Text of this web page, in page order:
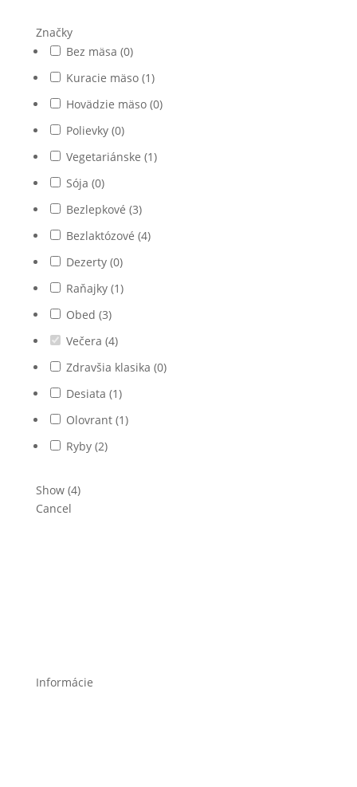
Značky
Bez mäsa (0)
Kuracie mäso (1)
Hovädzie mäso (0)
Polievky (0)
Vegetariánske (1)
Sója (0)
Bezlepkové (3)
Bezlaktózové (4)
Dezerty (0)
Raňajky (1)
Obed (3)
Večera (4)
Zdravšia klasika (0)
Desiata (1)
Olovrant (1)
Ryby (2)
Show (4)
Cancel
Informácie